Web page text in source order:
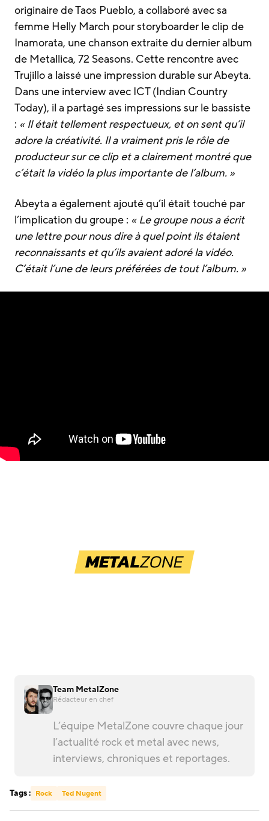
originaire de Taos Pueblo, a collaboré avec sa
femme Helly March pour storyboarder le clip de
Inamorata, une chanson extraite du dernier album
de Metallica, 72 Seasons. Cette rencontre avec
Trujillo a laissé une impression durable sur Abeyta.
Dans une interview avec ICT (Indian Country
Today), il a partagé ses impressions sur le bassiste
: « Il était tellement respectueux, et on sent qu’il
adore la créativité. Il a vraiment pris le rôle de
producteur sur ce clip et a clairement montré que
c’était la vidéo la plus importante de l’album. »
Abeyta a également ajouté qu’il était touché par
l’implication du groupe : « Le groupe nous a écrit
une lettre pour nous dire à quel point ils étaient
reconnaissants et qu’ils avaient adoré la vidéo.
C’était l’une de leurs préférées de tout l’album. »
Team MetalZone
Rédacteur en chef
L’équipe MetalZone couvre chaque jour
l’actualité rock et metal avec news,
interviews, chroniques et reportages.
Tags : Rock Ted Nugent